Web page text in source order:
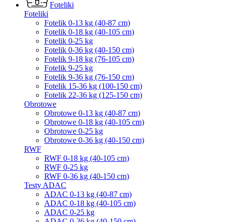
Foteliki
Foteliki
Fotelik 0-13 kg (40-87 cm)
Fotelik 0-18 kg (40-105 cm)
Fotelik 0-25 kg
Fotelik 0-36 kg (40-150 cm)
Fotelik 9-18 kg (76-105 cm)
Fotelik 9-25 kg
Fotelik 9-36 kg (76-150 cm)
Fotelik 15-36 kg (100-150 cm)
Fotelik 22-36 kg (125-150 cm)
Obrotowe
Obrotowe 0-13 kg (40-87 cm)
Obrotowe 0-18 kg (40-105 cm)
Obrotowe 0-25 kg
Obrotowe 0-36 kg (40-150 cm)
RWF
RWF 0-18 kg (40-105 cm)
RWF 0-25 kg
RWF 0-36 kg (40-150 cm)
Testy ADAC
ADAC 0-13 kg (40-87 cm)
ADAC 0-18 kg (40-105 cm)
ADAC 0-25 kg